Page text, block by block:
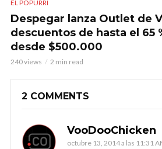
EL POPURRÍ
Despegar lanza Outlet de
descuentos de hasta el 65
desde $500.000
240 views 2 min read
2 COMMENTS
VooDooChicken
octubre 13, 2014 a las 11:31